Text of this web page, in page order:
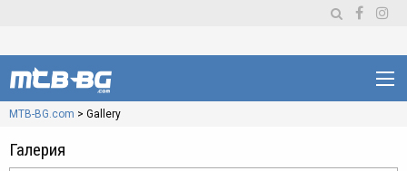
MTB-BG.com > Gallery
Галерия